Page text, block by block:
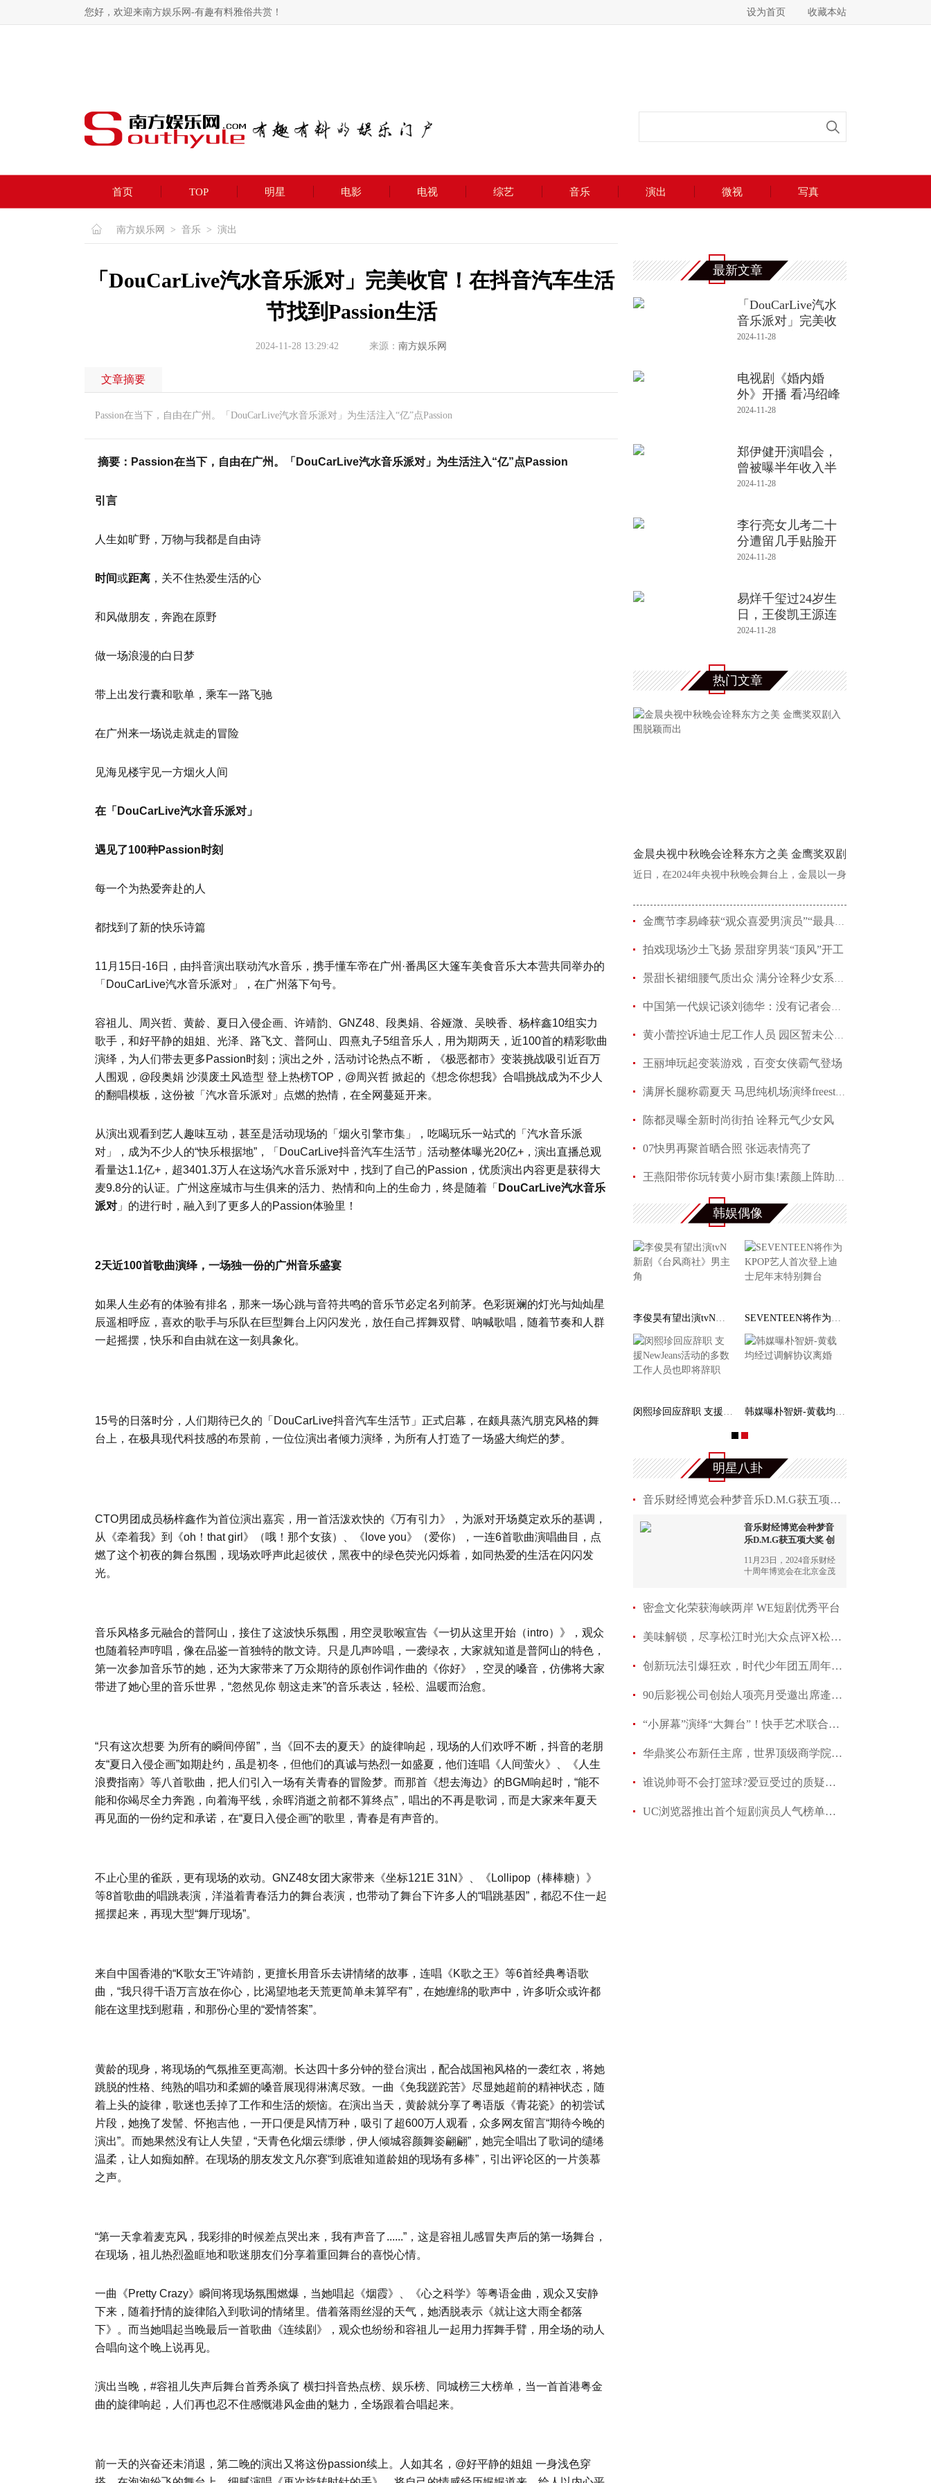
您好，欢迎来南方娱乐网-有趣有料雅俗共赏！ 设为首页 收藏本站
首页 TOP 明星 电影 电视 综艺 音乐 演出 微视 写真
南方娱乐网 > 音乐 > 演出
「DouCarLive汽水音乐派对」完美收官！在抖音汽车生活
节找到Passion生活
2024-11-28 13:29:42 来源： 南方娱乐网
文章摘要
Passion在当下，自由在广州。「DouCarLive汽水音乐派对」为生活注入“亿”点Passion
摘要：Passion在当下，自由在广州。「DouCarLive汽水音乐派对」为生活注入“亿”点Passion
引言
人生如旷野，万物与我都是自由诗
时间或距离 ，关不住热爱生活的心
和风做朋友，奔跑在原野
做一场浪漫的白日梦
带上出发行囊和歌单，乘车一路飞驰
在广州来一场说走就走的冒险
见海见楼宇见一方烟火人间
在「DouCarLive汽水音乐派对」
遇见了100种Passion时刻
每一个为热爱奔赴的人
都找到了新的快乐诗篇
11月15日-16日，由抖音演出联动汽水音乐，携手懂车帝在广州·番禺区大篷车美食音乐大本营共同举办的
「DouCarLive汽水音乐派对」，在广州落下句号。
容祖儿、周兴哲、黄龄、夏日入侵企画、许靖韵、GNZ48、段奥娟、谷娅溦、吴映香、杨梓鑫10组实力
歌手，和好平静的姐姐、光泽、路飞文、普阿山、四熹丸子5组音乐人，用为期两天，近100首的精彩歌曲
演绎，为人们带去更多Passion时刻；演出之外，活动讨论热点不断，《极恶都市》变装挑战吸引近百万
人围观，@段奥娟 沙漠废土风造型 登上热榜TOP，@周兴哲 掀起的《想念你想我》合唱挑战成为不少人
的翻唱模板，这份被「汽水音乐派对」点燃的热情，在全网蔓延开来。
从演出观看到艺人趣味互动，甚至是活动现场的「烟火引擎市集」，吃喝玩乐一站式的「汽水音乐派
对」，成为不少人的“快乐根据地”，「DouCarLive抖音汽车生活节」活动整体曝光20亿+，演出直播总观
看量达1.1亿+，超3401.3万人在这场汽水音乐派对中，找到了自己的Passion，优质演出内容更是获得大
麦9.8分的认证。广州这座城市与生俱来的活力、热情和向上的生命力，终是随着「 DouCarLive汽水音乐
派对 」的进行时，融入到了更多人的Passion体验里！
2天近100首歌曲演绎，一场独一份的广州音乐盛宴
如果人生必有的体验有排名，那来一场心跳与音符共鸣的音乐节必定名列前茅。色彩斑斓的灯光与灿灿星
辰遥相呼应，喜欢的歌手与乐队在巨型舞台上闪闪发光，放任自己挥舞双臂、呐喊歌唱，随着节奏和人群
一起摇摆，快乐和自由就在这一刻具象化。
15号的日落时分，人们期待已久的「DouCarLive抖音汽车生活节」正式启幕，在颇具蒸汽朋克风格的舞
台上，在极具现代科技感的布景前，一位位演出者倾力演绎，为所有人打造了一场盛大绚烂的梦。
CTO男团成员杨梓鑫作为首位演出嘉宾，用一首活泼欢快的《万有引力》，为派对开场奠定欢乐的基调，
从《牵着我》到《oh！that girl》（哦！那个女孩）、《love you》（爱你），一连6首歌曲演唱曲目，点
燃了这个初夜的舞台氛围，现场欢呼声此起彼伏，黑夜中的绿色荧光闪烁着，如同热爱的生活在闪闪发
光。
音乐风格多元融合的普阿山，接住了这波快乐氛围，用空灵歌喉宣告《一切从这里开始（intro）》，观众
也随着轻声哼唱，像在品鉴一首独特的散文诗。只是几声吟唱，一袭绿衣，大家就知道是普阿山的特色，
第一次参加音乐节的她，还为大家带来了万众期待的原创作词作曲的《你好》，空灵的嗓音，仿佛将大家
带进了她心里的音乐世界，“忽然见你 朝这走来”的音乐表达，轻松、温暖而治愈。
“只有这次想要 为所有的瞬间停留”，当《回不去的夏天》的旋律响起，现场的人们欢呼不断，抖音的老朋
友“夏日入侵企画”如期赴约，虽是初冬，但他们的真诚与热烈一如盛夏，他们连唱《人间萤火》、《人生
浪费指南》等八首歌曲，把人们引入一场有关青春的冒险梦。而那首《想去海边》的BGM响起时，“能不
能和你竭尽全力奔跑，向着海平线，余晖消逝之前都不算终点”，唱出的不再是歌词，而是大家来年夏天
再见面的一份约定和承诺，在“夏日入侵企画”的歌里，青春是有声音的。
不止心里的雀跃，更有现场的欢动。GNZ48女团大家带来《坐标121E 31N》、《Lollipop（棒棒糖）》
等8首歌曲的唱跳表演，洋溢着青春活力的舞台表演，也带动了舞台下许多人的“唱跳基因”，都忍不住一起
摇摆起来，再现大型“舞厅现场”。
来自中国香港的“K歌女王”许靖韵，更擅长用音乐去讲情绪的故事，连唱《K歌之王》等6首经典粤语歌
曲，“我只得千语万言放在你心，比渴望地老天荒更简单未算罕有”，在她缠绵的歌声中，许多听众或许都
能在这里找到慰藉，和那份心里的“爱情答案”。
黄龄的现身，将现场的气氛推至更高潮。长达四十多分钟的登台演出，配合战国袍风格的一袭红衣，将她
跳脱的性格、纯熟的唱功和柔媚的嗓音展现得淋漓尽致。一曲《免我蹉跎苦》尽显她超前的精神状态，随
着上头的旋律，歌迷也丢掉了工作和生活的烦恼。在演出当天，黄龄就分享了粤语版《青花瓷》的初尝试
片段，她挽了发髻、怀抱吉他，一开口便是风情万种，吸引了超600万人观看，众多网友留言“期待今晚的
演出”。而她果然没有让人失望，“天青色化烟云缥缈，伊人倾城容颜舞姿翩翩”，她完全唱出了歌词的缱绻
温柔，让人如痴如醉。在现场的朋友发文凡尔赛“到底谁知道龄姐的现场有多棒”，引出评论区的一片羡慕
之声。
“第一天拿着麦克风，我彩排的时候差点哭出来，我有声音了......”，这是容祖儿感冒失声后的第一场舞台，
在现场，祖儿热烈盈眶地和歌迷朋友们分享着重回舞台的喜悦心情。
一曲《Pretty Crazy》瞬间将现场氛围燃爆，当她唱起《烟霞》、《心之科学》等粤语金曲，观众又安静
下来，随着抒情的旋律陷入到歌词的情绪里。借着落雨丝湿的天气，她洒脱表示《就让这大雨全都落
下》。而当她唱起当晚最后一首歌曲《连续剧》，观众也纷纷和容祖儿一起用力挥舞手臂，用全场的动人
合唱向这个晚上说再见。
演出当晚，#容祖儿失声后舞台首秀杀疯了 横扫抖音热点榜、娱乐榜、同城榜三大榜单，当一首首港粤金
曲的旋律响起，人们再也忍不住感慨港风金曲的魅力，全场跟着合唱起来。
前一天的兴奋还未消退，第二晚的演出又将这份passion续上。人如其名，@好平静的姐姐 一身浅色穿
最新文章
「DouCarLive汽水
音乐派对」完美收
官！在抖音
2024-11-28
电视剧《婚内婚
外》开播 看冯绍峰
蔡文静如
2024-11-28
郑伊健开演唱会，
曾被曝半年收入半
亿元，支持妻
2024-11-28
李行亮女儿考二十
分遭留几手贴脸开
大？爸爸高
2024-11-28
易烊千玺过24岁生
日，王俊凯王源连
续11年庆贺
2024-11-28
热门文章
金晨央视中秋晚会诠释东方之美 金鹰奖双剧
近日，在2024年央视中秋晚会舞台上，金晨以一身
金鹰节李易峰获“观众喜爱男演员”“最具人气男演
拍戏现场沙土飞扬 景甜穿男装“顶风”开工
景甜长裙细腰气质出众 满分诠释少女系优雅
中国第一代娱记谈刘德华：没有记者会不喜欢他
黄小蕾控诉迪士尼工作人员 园区暂未公开回应当事
王丽坤玩起变装游戏，百变女侠霸气登场
满屏长腿称霸夏天 马思纯机场演绎freestyle
陈都灵曝全新时尚街拍 诠释元气少女风
07快男再聚首晒合照 张远表情亮了
王燕阳带你玩转黄小厨市集!素颜上阵助力嫣然天使
何润东夏日写真魅力多变 黑色蕾丝透视西装性感吸
韩娱偶像
韩国演员宋仲基官宣二胎得女，成为儿女双全的父亲
李俊昊有望出演tvN新剧《台风商社》男主角
闵熙珍回应辞职 支援NewJeans活动的多数工作人
明星八卦
音乐财经博览会种梦音乐D.M.G获五项大奖 创始人
音乐财经博览会种梦音
乐D.M.G获五项大奖 创
11月23日，2024音乐财经
十周年博览会在北京金茂
密盒文化荣获海峡两岸 WE短剧优秀平台
美味解锁，尽享松江时光|大众点评X松江美食节激发
创新玩法引爆狂欢，时代少年团五周年快手独家系列
90后影视公司创始人项亮月受邀出席逄小威中国昆
“小屏幕”演绎“大舞台”！快手艺术联合央视文艺
华鼎奖公布新任主席，世界顶级商学院管理者约翰·
谁说帅哥不会打篮球?爱豆受过的质疑，被他们给解
UC浏览器推出首个短剧演员人气榜单：刷免费短剧，投